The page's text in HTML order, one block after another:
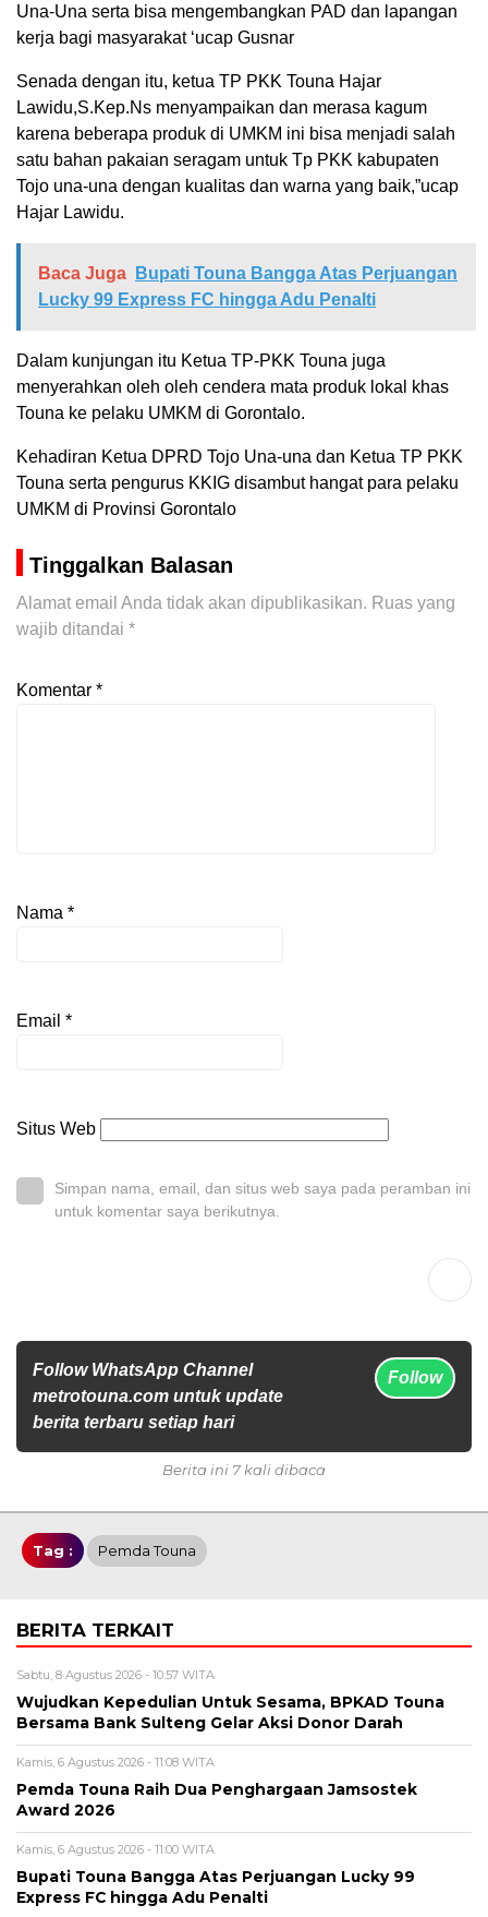
Una-Una serta bisa mengembangkan PAD dan lapangan
kerja bagi masyarakat ‘ucap Gusnar
Senada dengan itu, ketua TP PKK Touna Hajar
Lawidu,S.Kep.Ns menyampaikan dan merasa kagum
karena beberapa produk di UMKM ini bisa menjadi salah
satu bahan pakaian seragam untuk Tp PKK kabupaten
Tojo una-una dengan kualitas dan warna yang baik,”ucap
Hajar Lawidu.
Baca Juga
Bupati Touna Bangga Atas Perjuangan
Lucky 99 Express FC hingga Adu Penalti
Dalam kunjungan itu Ketua TP-PKK Touna juga
menyerahkan oleh oleh cendera mata produk lokal khas
Touna ke pelaku UMKM di Gorontalo.
Kehadiran Ketua DPRD Tojo Una-una dan Ketua TP PKK
Touna serta pengurus KKIG disambut hangat para pelaku
UMKM di Provinsi Gorontalo
Tinggalkan Balasan
Alamat email Anda tidak akan dipublikasikan. Ruas yang
wajib ditandai *
Komentar *
Nama *
Email *
Situs Web
Simpan nama, email, dan situs web saya pada peramban ini
untuk komentar saya berikutnya.
Follow WhatsApp Channel
metrotouna.com untuk update
berita terbaru setiap hari
Follow
Berita ini 7 kali dibaca
Tag : Pemda Touna
BERITA TERKAIT
Sabtu, 8 Agustus 2026 - 10:57 WITA
Wujudkan Kepedulian Untuk Sesama, BPKAD Touna
Bersama Bank Sulteng Gelar Aksi Donor Darah
Kamis, 6 Agustus 2026 - 11:08 WITA
Pemda Touna Raih Dua Penghargaan Jamsostek
Award 2026
Kamis, 6 Agustus 2026 - 11:00 WITA
Bupati Touna Bangga Atas Perjuangan Lucky 99
Express FC hingga Adu Penalti